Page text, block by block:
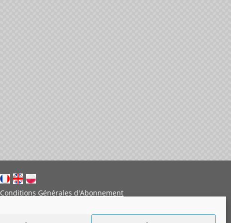
Conditions Générales d'Abonnement